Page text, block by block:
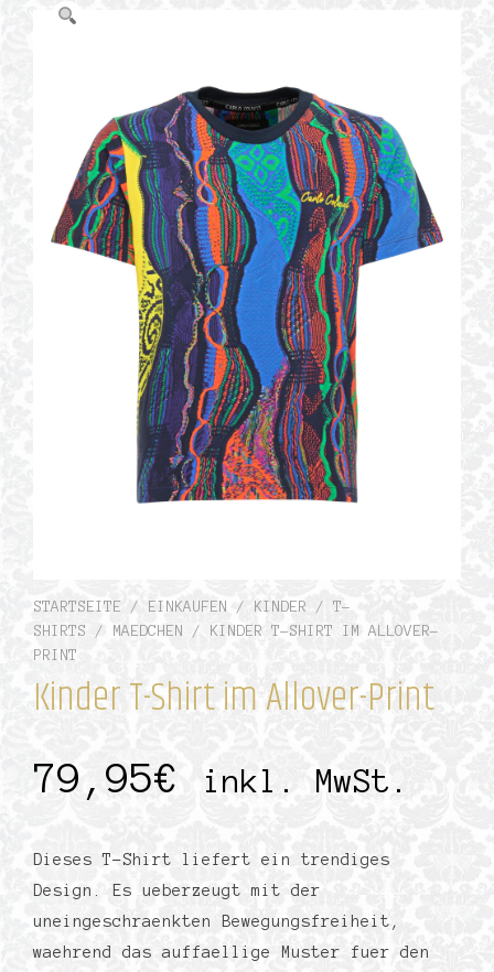
STARTSEITE / EINKAUFEN / KINDER / T-
SHIRTS / MAEDCHEN
/ KINDER T-SHIRT IM ALLOVER-
PRINT
Kinder T-Shirt im Allover-Print
79,95€ inkl. MwSt.
Dieses T-Shirt liefert ein trendiges
Design. Es ueberzeugt mit der
uneingeschraenkten Bewegungsfreiheit,
waehrend das auffaellige Muster fuer den